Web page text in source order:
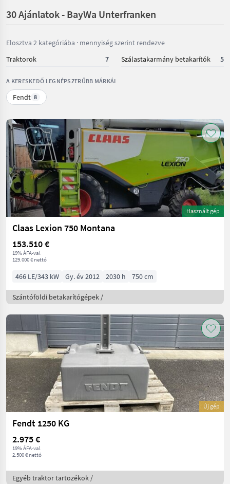
30 Ajánlatok - BayWa Unterfranken
Elosztva 2 kategóriába · mennyiség szerint rendezve
Traktorok
7 Szálastakarmány betakarítók 5
A KERESKEDŐ LEGNÉPSZERŰBB MÁRKÁI
Fendt 8
Használt gép
Claas Lexion 750 Montana
153.510 €
19% ÁFA-val
129.000 € nettó
466 LE/343 kW Gy. év 2012 2030 h 750 cm
Szántóföldi betakarítógépek /
Új gép
Fendt 1250 KG
2.975 €
19% ÁFA-val
2.500 € nettó
Egyéb traktor tartozékok /